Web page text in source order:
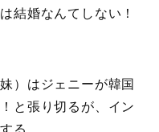
結婚なんてしない！
）はジェニーが韓国
と張り切るが、イン
る。